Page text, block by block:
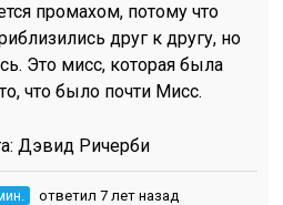
промахом, потому что
друг к другу, но
Это мисс, которая была
что было почти Мисс.
Дэвид Ричерби
ответил 7 лет назад